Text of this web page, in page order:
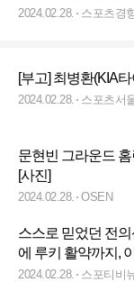
이슈]
2024.02.28. 스포츠경
[부고] 최병환(KIA
2024.02.28. 스포츠서
문현빈 그라운드
[사진]
2024.02.28. OSEN
스스로 믿었던 전
에 루키 활약까지,
다
2024.02.28. 스포티비